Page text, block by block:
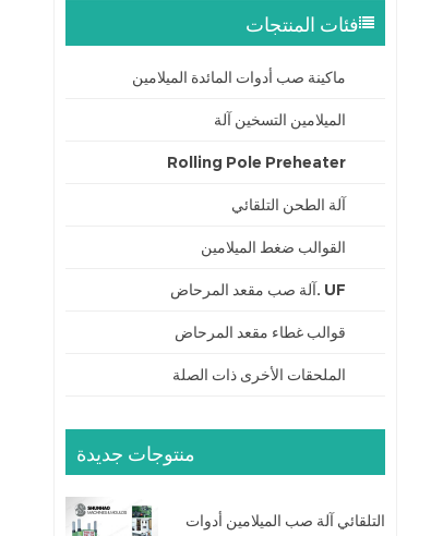
فئات المنتجات
ماكينة صب أدوات المائدة الميلامين
الميلامين التسخين آلة
Rolling Pole Preheater
آلة الطحن التلقائي
القوالب ضغط الميلامين
UF .آلة صب مقعد المرحاض
قوالب غطاء مقعد المرحاض
الملحقات الأخرى ذات الصلة
منتوجات جديدة
التلقائي آلة صب الميلامين أدوات